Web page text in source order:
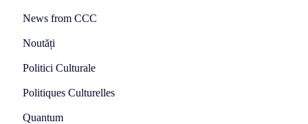
News from CCC
Noutăți
Politici Culturale
Politiques Culturelles
Quantum